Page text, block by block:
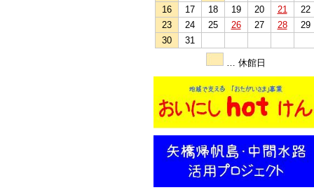
16
17 18 19 20 21
22
23
24 25 26 27 28
29
30
31
… 休館日